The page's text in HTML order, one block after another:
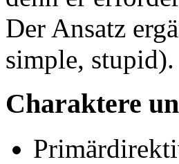
Der Ansatz
simple, stupid).
Charaktere